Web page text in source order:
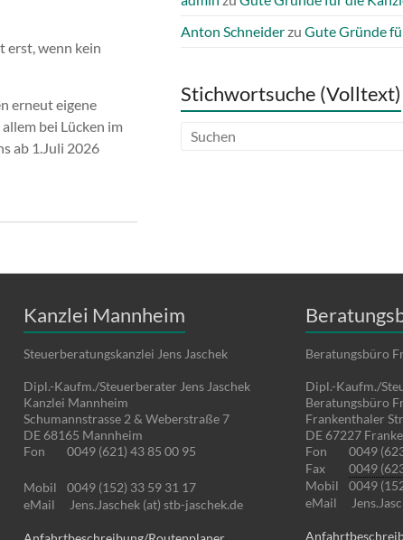
erst, wenn kein
erneut eigene
bei Lücken im
ab 1.Juli 2026
Anton Schneiderzu Gute Gründe
Stichwortsuche (Volltext)
Kanzlei Mannheim
Steuerberatungskanzlei Jens Jaschek
Dipl.-Kaufm./Steuerberater Jens Jaschek
Kanzlei Mannheim
Schumannstrasse 2 & Weberstraße 7
DE 68165 Mannheim
Fon
0049 (621) 43 85 00 95
Mobil
0049 (152) 33 59 31 17
eMail
Jens.Jaschek (at) stb-jaschek.de
Beratungsbüro
Dipl.-Kaufm./
Beratungsbüro
Frankenthaler
DE 67227
Fon
0049
Fax
0049
Mobil
0049
eMail